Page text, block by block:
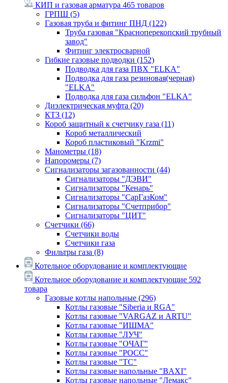
КИП и газовая арматура 465 товаров
ГРПШ (5)
Газовая труба и фитинг ПНД (122)
Труба газовая "Красноперекопский трубный
завод"
Фитинг электросварной
Гибкие газовые подводки (152)
Подводка для газа ПВХ "ELKA"
Подводка для газа резиновая(черная)
"ELKA"
Подводка для газа сильфон "ELKA"
Диэлектрическая муфта (20)
КТЗ (12)
Короб защитный к счетчику газа (11)
Короб металлический
Короб пластиковый "Krzmi"
Манометры (18)
Напоромеры (7)
Сигнализаторы загазованности (44)
Сигнализаторы "ДЭВИ"
Сигнализаторы "Кенарь"
Сигнализаторы "СарГазКом"
Сигнализаторы "Счетприбор"
Сигнализаторы "ЦИТ"
Счетчики (66)
Счетчики воды
Счетчики газа
Фильтры газа (8)
Котельное оборудование и комплектующие
Котельное оборудование и комплектующие 592
товара
Газовые котлы напольные (296)
Котлы газовые "Siberia и RGA"
Котлы газовые "VARGAZ и ARTU"
Котлы газовые "ИШМА"
Котлы газовые "ЛУЧ"
Котлы газовые "ОЧАГ"
Котлы газовые "РОСС"
Котлы газовые "ТС"
Котлы газовые напольные "BAXI"
Котлы газовые напольные "Лемакс"